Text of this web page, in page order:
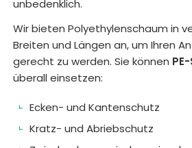
unbedenklich.
Wir bieten Polyethylenschaum in
Breiten und Längen an, um Ihren
gerecht zu werden. Sie können
überall einsetzen:
Ecken- und Kantenschutz
Kratz- und Abriebschutz